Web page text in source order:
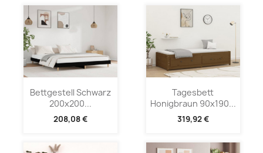
Bettgestell Schwarz
200x200...
208,08 €
Tagesbett
Honigbraun 90x190...
319,92 €